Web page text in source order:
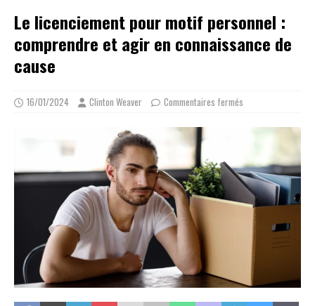
Le licenciement pour motif personnel :
comprendre et agir en connaissance de
cause
16/01/2024 Clinton Weaver Commentaires fermés